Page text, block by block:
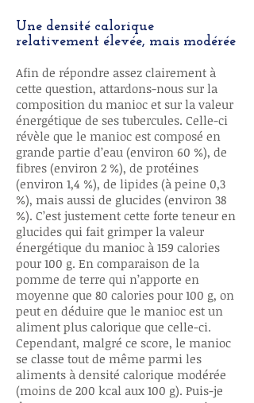
Une densité calorique
relativement élevée, mais modérée
Afin de répondre assez clairement à
cette question, attardons-nous sur la
composition du manioc et sur la valeur
énergétique de ses tubercules. Celle-ci
révèle que le manioc est composé en
grande partie d’eau (environ 60 %), de
fibres (environ 2 %), de protéines
(environ 1,4 %), de lipides (à peine 0,3
%), mais aussi de glucides (environ 38
%). C’est justement cette forte teneur en
glucides qui fait grimper la valeur
énergétique du manioc à 159 calories
pour 100 g. En comparaison de la
pomme de terre qui n’apporte en
moyenne que 80 calories pour 100 g, on
peut en déduire que le manioc est un
aliment plus calorique que celle-ci.
Cependant, malgré ce score, le manioc
se classe tout de même parmi les
aliments à densité calorique modérée
(moins de 200 kcal aux 100 g). Puis-je